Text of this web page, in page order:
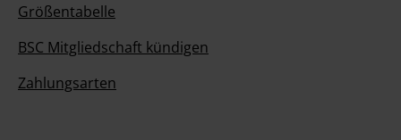
Größentabelle
BSC Mitgliedschaft kündigen
Zahlungsarten